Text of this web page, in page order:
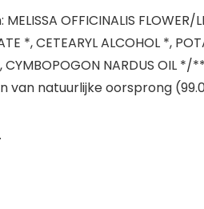
OFFICINALIS
*, CETEARYL ALCOHOL *,
CYMBOPOGON NARDUS OIL
van natuurlijke oorsprong